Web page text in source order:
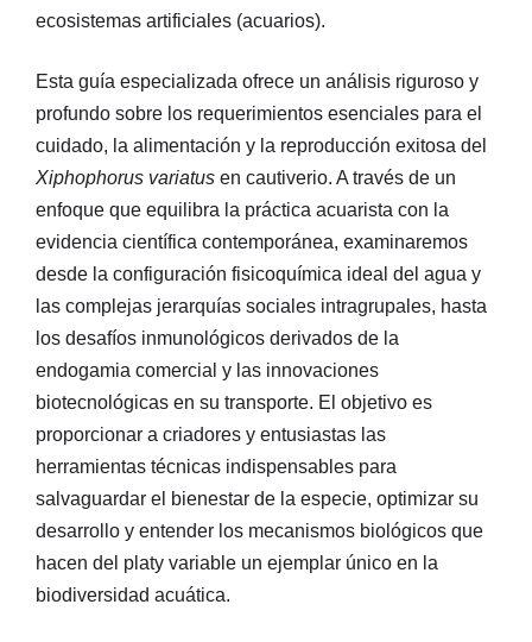
ecosistemas artificiales (acuarios).
Esta guía especializada ofrece un análisis riguroso y
profundo sobre los requerimientos esenciales para el
cuidado, la alimentación y la reproducción exitosa del
Xiphophorus variatus en cautiverio. A través de un
enfoque que equilibra la práctica acuarista con la
evidencia científica contemporánea, examinaremos
desde la configuración fisicoquímica ideal del agua y
las complejas jerarquías sociales intragrupales, hasta
los desafíos inmunológicos derivados de la
endogamia comercial y las innovaciones
biotecnológicas en su transporte. El objetivo es
proporcionar a criadores y entusiastas las
herramientas técnicas indispensables para
salvaguardar el bienestar de la especie, optimizar su
desarrollo y entender los mecanismos biológicos que
hacen del platy variable un ejemplar único en la
biodiversidad acuática.